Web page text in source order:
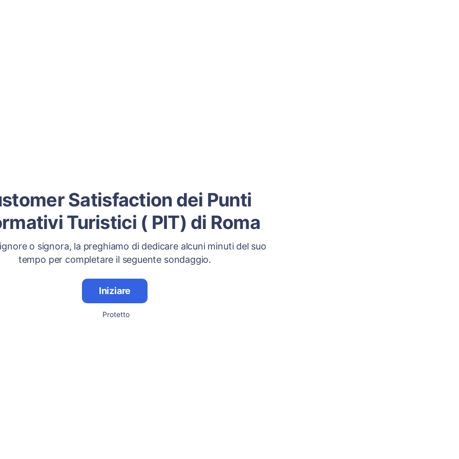
Satisfaction dei Punti
Turistici ( PIT) di Roma
o signora, la preghiamo di dedicare alcuni minuti del suo
tempo per completare il seguente sondaggio.
Iniziare
Protetto